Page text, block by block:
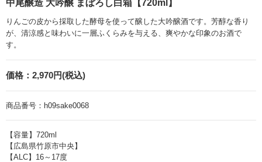
中尾醸造 大吟醸 まぼろし白箱【720ml】
りんごの皮から採取した酵母を使って醸した大吟醸酒です。芳醇な香り
が、清涼感と味わいに一層ふくらみを与える、爽やかな印象のお酒で
す。
価格： 2,970円(税込)
商品番号： h09sake0068
【容量】720ml
【広島県竹原市中央】
【ALC】16～17度